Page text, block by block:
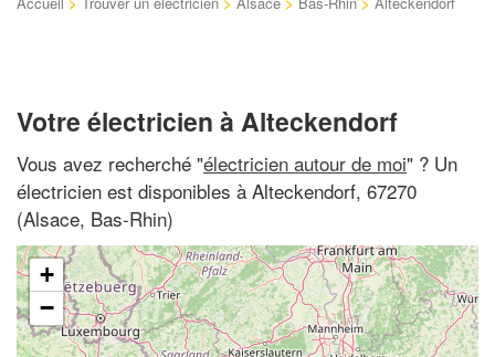
Votre électricien à Alteckendorf
Vous avez recherché "électricien autour de moi" ? Un
électricien est disponibles à Alteckendorf, 67270
(Alsace, Bas-Rhin)
+
−